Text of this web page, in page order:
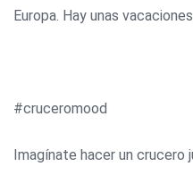
Europa. Hay unas
#cruceromood
Imagínate hacer un crucero